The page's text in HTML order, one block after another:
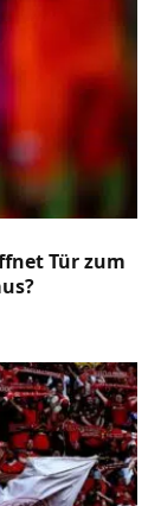
Tür zum